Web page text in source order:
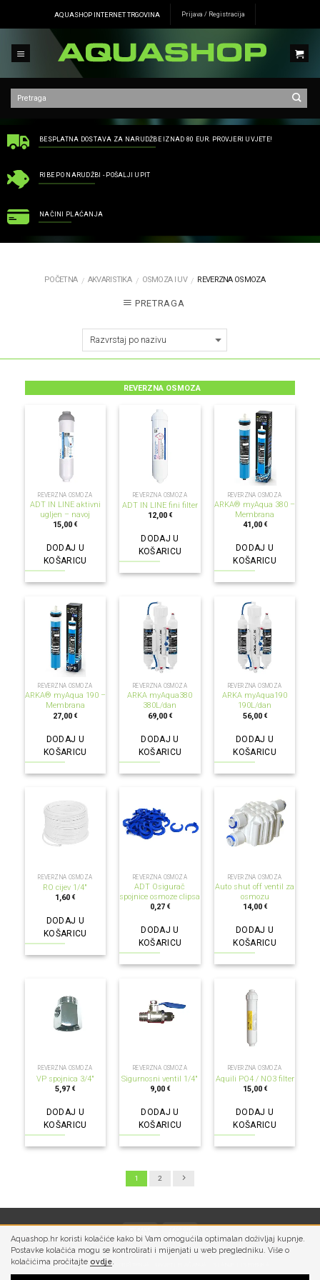
Aquashop.hr koristi kolačiće kako bi Vam omogućila optimalan doživljaj kupnje.
Postavke kolačića mogu se kontrolirati i mijenjati u web pregledniku. Više o
kolačićima pročitajte ovdje
AQUASHOP INTERNET TRGOVINA Prijava / Registracija
BESPLATNA DOSTAVA ZA NARUDŽBE IZNAD 80 EUR. PROVJERI UVJETE!
RIBE PO NARUDŽBI - POŠALJI UPIT
NAČINI PLAĆANJA
POČETNA / AKVARISTIKA / OSMOZA I UV / REVERZNA OSMOZA
PRETRAGA
REVERZNA OSMOZA
REVERZNA OSMOZA
ADT IN LINE aktivni
ugljen – navoj
15,00€
DODAJ U
KOŠARICU
REVERZNA OSMOZA
ADT IN LINE fini filter
12,00 €
DODAJ U
KOŠARICU
REVERZNA OSMOZA
ARKA® myAqua 380 –
Membrana
41,00 €
DODAJ U
KOŠARICU
REVERZNA OSMOZA
ARKA® myAqua 190 –
Membrana
27,00€
DODAJ U
KOŠARICU
REVERZNA OSMOZA
ARKA myAqua380
380L/dan
69,00 €
DODAJ U
KOŠARICU
REVERZNA OSMOZA
ARKA myAqua190
190L/dan
56,00 €
DODAJ U
KOŠARICU
REVERZNA OSMOZA
RO cijev 1/4″
1,60€
DODAJ U
KOŠARICU
REVERZNA OSMOZA
ADT Osigurač
spojnice osmoze clipsa
0,27 €
DODAJ U
KOŠARICU
REVERZNA OSMOZA
Auto shut off ventil za
osmozu
14,00 €
DODAJ U
KOŠARICU
REVERZNA OSMOZA
VP spojnica 3/4″
5,97€
DODAJ U
KOŠARICU
REVERZNA OSMOZA
Sigurnosni ventil 1/4″
9,00 €
DODAJ U
KOŠARICU
REVERZNA OSMOZA
Aquili PO4 / NO3 filter
15,00 €
DODAJ U
KOŠARICU
1 2
PRIVATNOST UVJETI KORIŠTENJA